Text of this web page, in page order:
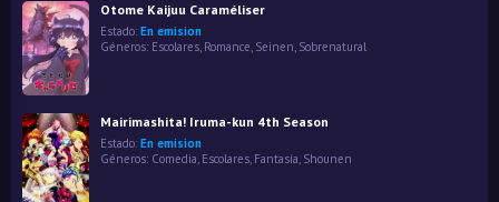
Otome Kaijuu Caraméliser
Estado: En emision
Géneros: Escolares, Romance, Seinen, Sobrenatural
Mairimashita! Iruma-kun 4th Season
Estado: En emision
Géneros: Comedia, Escolares, Fantasía, Shounen